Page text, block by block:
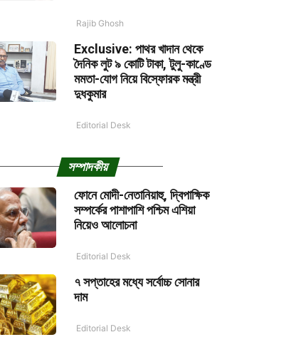
Rajib Ghosh
Exclusive: পাথর খাদান থেকে
দৈনিক লুট ৯ কোটি টাকা, টুলু-কাণ্ডে
মমতা-যোগ নিয়ে বিস্ফোরক মন্ত্রী
দুধকুমার
Editorial Desk
সম্পাদকীয়
ফোনে মোদী-নেতানিয়াহু, দ্বিপাক্ষিক
সম্পর্কের পাশাপাশি পশ্চিম এশিয়া
নিয়েও আলোচনা
Editorial Desk
৭ সপ্তাহের মধ্যে সর্বোচ্চ সোনার
দাম
Editorial Desk